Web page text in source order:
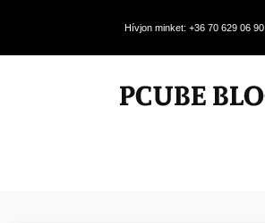
Hívjon minket: +36 70 629 06 90